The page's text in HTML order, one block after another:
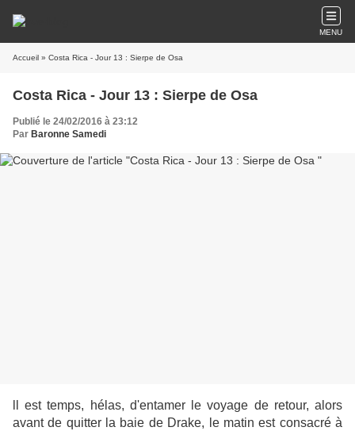
MENU
Accueil » Costa Rica - Jour 13 : Sierpe de Osa
Costa Rica - Jour 13 : Sierpe de Osa
Publié le 24/02/2016 à 23:12
Par Baronne Samedi
ll est temps, hélas, d'entamer le voyage de retour, alors
avant de quitter la baie de Drake, le matin est consacré à